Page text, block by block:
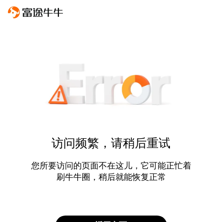
访问频繁，请稍后重试
您所要访问的页面不在这儿，它可能正忙着
刷牛牛圈，稍后就能恢复正常